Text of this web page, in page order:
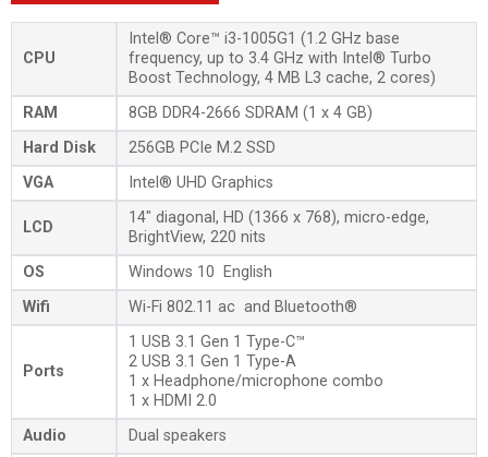
CPU
Intel® Core™ i3-1005G1 (1.2 GHz base
frequency, up to 3.4 GHz with Intel® Turbo
Boost Technology, 4 MB L3 cache, 2 cores)
RAM
8GB DDR4-2666 SDRAM (1 x 4 GB)
Hard Disk
256GB PCIe M.2 SSD
VGA
Intel® UHD Graphics
LCD
14″ diagonal, HD (1366 x 768), micro-edge,
BrightView, 220 nits
OS
Windows 10 English
Wifi
Wi-Fi 802.11 ac and Bluetooth®
Ports
1 USB 3.1 Gen 1 Type-C™
2 USB 3.1 Gen 1 Type-A
1 x Headphone/microphone combo
1 x HDMI 2.0
Audio
Dual speakers